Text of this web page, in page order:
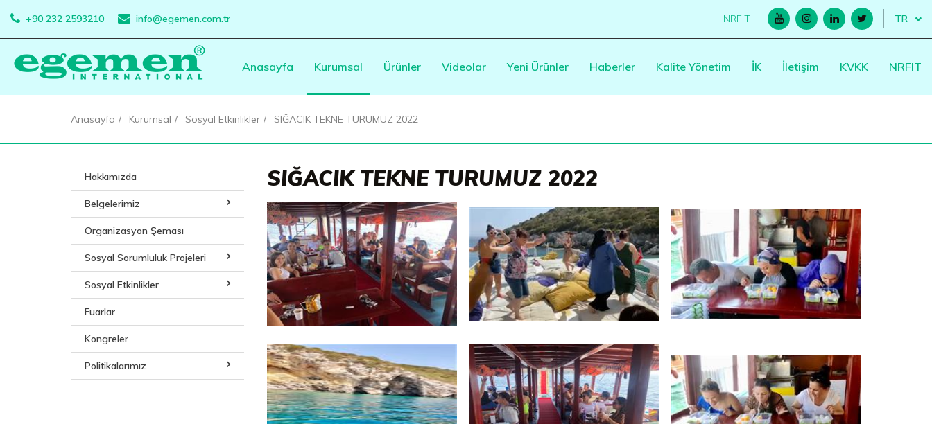
+90 232 2593210 info@egemen.com.tr NRFIT
Anasayfa Kurumsal Ürünler Videolar Yeni Ürünler Haberler Kalite Yönetim İK İletişim KVKK NRFIT
Anasayfa Kurumsal Sosyal Etkinlikler SIĞACIK TEKNE TURUMUZ 2022
Hakkımızda
Belgelerimiz
Organizasyon Şeması
Sosyal Sorumluluk Projeleri
Sosyal Etkinlikler
Fuarlar
Kongreler
Politikalarımız
SIĞACIK TEKNE TURUMUZ 2022